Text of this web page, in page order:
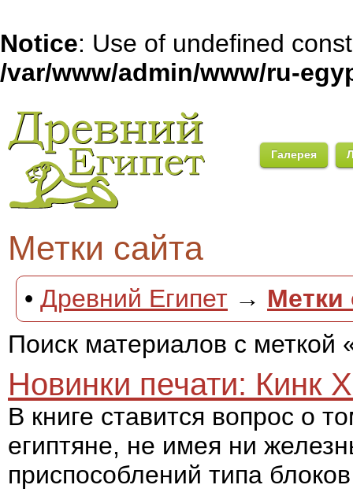
Notice: Use of undefined
/var/www/admin/www/ru-
Галерея
Метки сайта
• Древний Египет → Метки
Поиск материалов с меткой
Новинки печати: Кинк
В книге ставится вопрос о
египтяне, не имея ни
приспособлений типа